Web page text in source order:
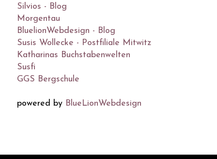
Silvios - Blog
Morgentau
BluelionWebdesign - Blog
Susis Wollecke - Postfiliale Mitwitz
Katharinas Buchstabenwelten
Susfi
GGS Bergschule
powered by BlueLionWebdesign